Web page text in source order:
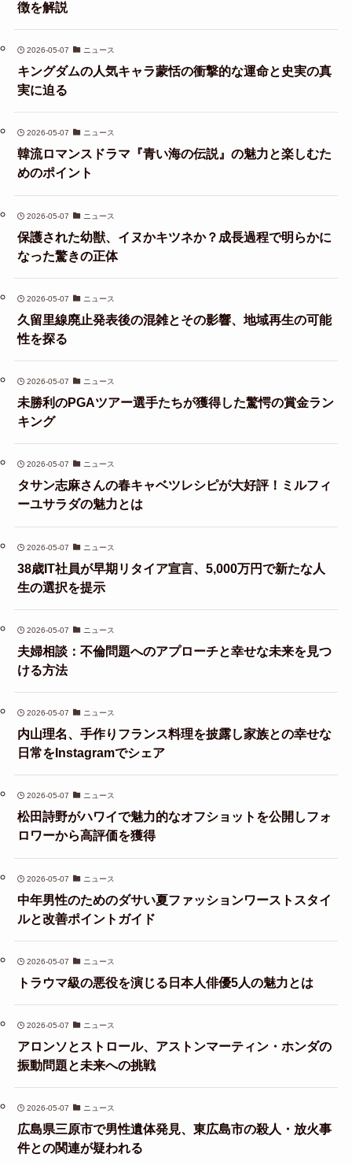
徴を解説
2026-05-07 ニュース
キングダムの人気キャラ蒙恬の衝撃的な運命と史実の真
実に迫る
2026-05-07 ニュース
韓流ロマンスドラマ『青い海の伝説』の魅力と楽しむた
めのポイント
2026-05-07 ニュース
保護された幼獣、イヌかキツネか？成長過程で明らかに
なった驚きの正体
2026-05-07 ニュース
久留里線廃止発表後の混雑とその影響、地域再生の可能
性を探る
2026-05-07 ニュース
未勝利のPGAツアー選手たちが獲得した驚愕の賞金ラン
キング
2026-05-07 ニュース
タサン志麻さんの春キャベツレシピが大好評！ミルフィ
ーユサラダの魅力とは
2026-05-07 ニュース
38歳IT社員が早期リタイア宣言、5,000万円で新たな人
生の選択を提示
2026-05-07 ニュース
夫婦相談：不倫問題へのアプローチと幸せな未来を見つ
ける方法
2026-05-07 ニュース
内山理名、手作りフランス料理を披露し家族との幸せな
日常をInstagramでシェア
2026-05-07 ニュース
松田詩野がハワイで魅力的なオフショットを公開しフォ
ロワーから高評価を獲得
2026-05-07 ニュース
中年男性のためのダサい夏ファッションワーストスタイ
ルと改善ポイントガイド
2026-05-07 ニュース
トラウマ級の悪役を演じる日本人俳優5人の魅力とは
2026-05-07 ニュース
アロンソとストロール、アストンマーティン・ホンダの
振動問題と未来への挑戦
2026-05-07 ニュース
広島県三原市で男性遺体発見、東広島市の殺人・放火事
件との関連が疑われる